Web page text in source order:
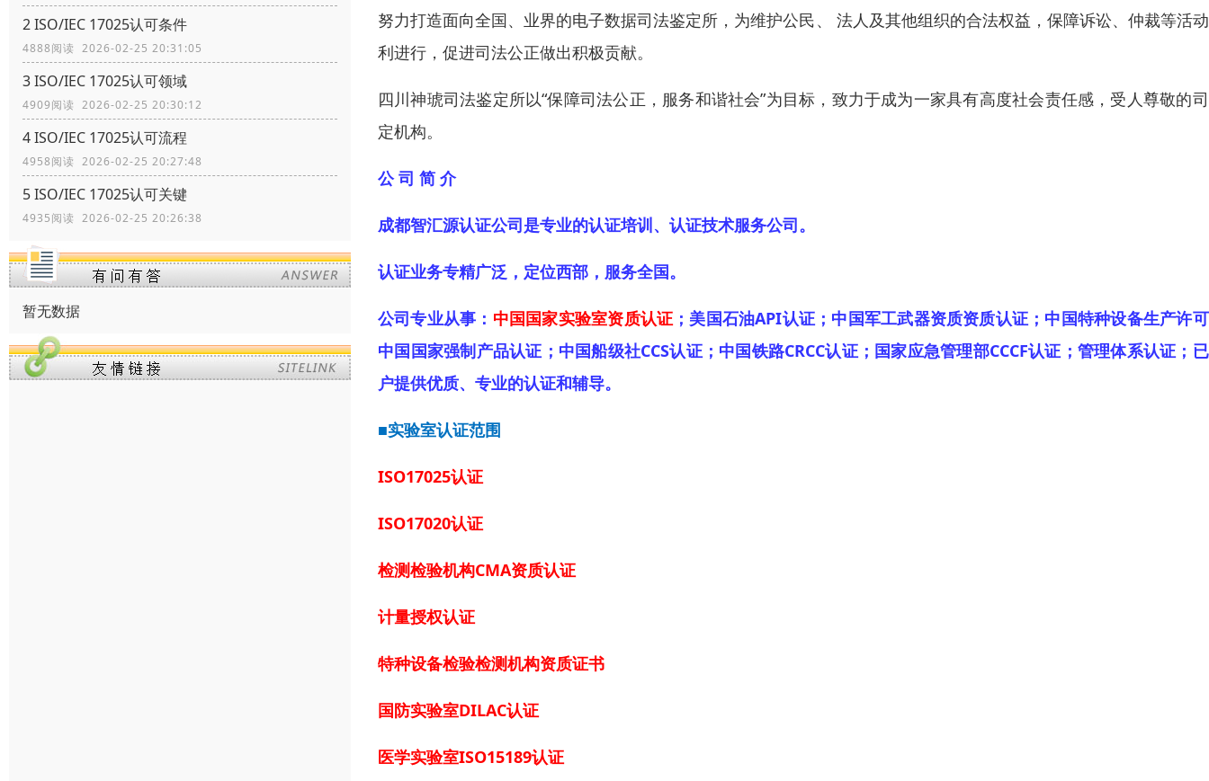
2 ISO/IEC 17025认可条件
4888阅读 2026-02-25 20:31:05
3 ISO/IEC 17025认可领域
4909阅读 2026-02-25 20:30:12
4 ISO/IEC 17025认可流程
4958阅读 2026-02-25 20:27:48
5 ISO/IEC 17025认可关键
4935阅读 2026-02-25 20:26:38
暂无数据
努力打造面向全国、业界的电子数据司法鉴定所，为维护公民、 法人及其他组织的合法权益，保障诉讼、仲裁等活
利进行，促进司法公正做出积极贡献。
四川神琥司法鉴定所以“保障司法公正，服务和谐社会”为目标，致力于成为一家具有高度社会责任感，受人尊敬的
定机构。
公 司 简 介
成都智汇源认证公司是专业的认证培训、认证技术服务公司。
认证业务专精广泛，定位西部，服务全国。
公司专业从事： 中国国家实验室资质认证 ；美国石油API认证；中国军工武器资质资质认证；中国特种设备生产许
中国国家强制产品认证；中国船级社CCS认证；中国铁路CRCC认证；国家应急管理部CCCF认证；管理体系认证；
户提供优质、专业的认证和辅导。
■实验室认证范围
ISO17025认证
ISO17020认证
检测检验机构CMA资质认证
计量授权认证
特种设备检验检测机构资质证书
国防实验室DILAC认证
医学实验室ISO15189认证